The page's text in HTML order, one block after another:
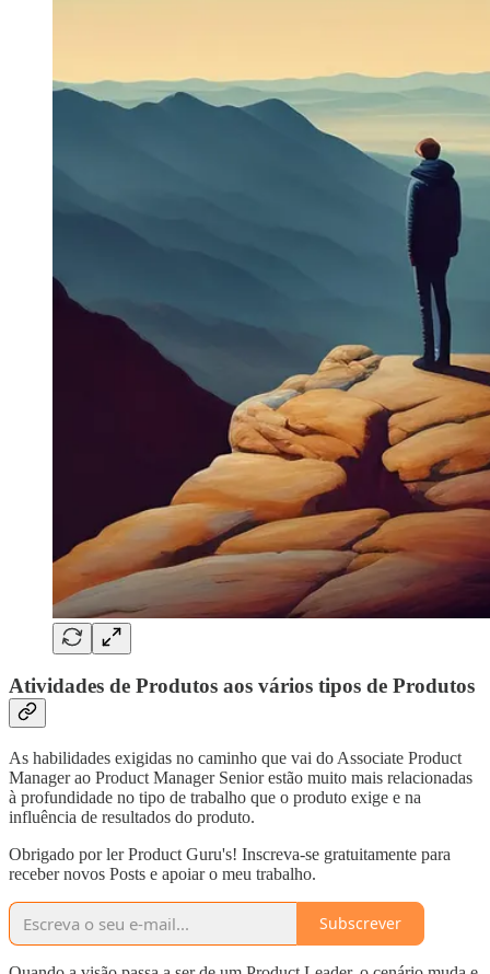
Atividades de Produtos aos vários tipos de Produtos
As habilidades exigidas no caminho que vai do Associate Product
Manager ao Product Manager Senior estão muito mais relacionadas
à profundidade no tipo de trabalho que o produto exige e na
influência de resultados do produto.
Obrigado por ler Product Guru's! Inscreva-se gratuitamente para
receber novos Posts e apoiar o meu trabalho.
Subscrever